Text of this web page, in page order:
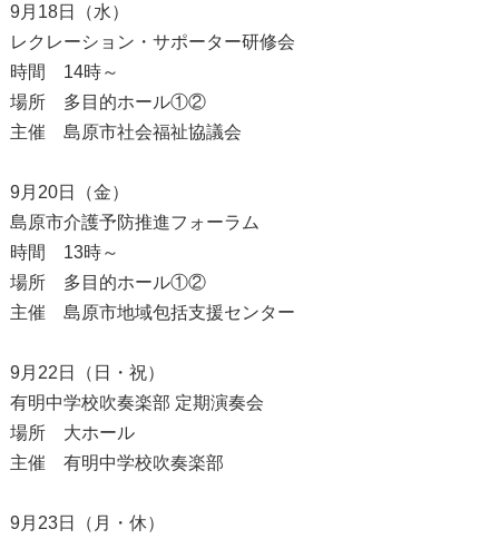
9月18日（水）
レクレーション・サポーター研修会
時間 14時～
場所 多目的ホール①②
主催 島原市社会福祉協議会
9月20日（金）
島原市介護予防推進フォーラム
時間 13時～
場所 多目的ホール①②
主催 島原市地域包括支援センター
9月22日（日・祝）
有明中学校吹奏楽部 定期演奏会
場所 大ホール
主催 有明中学校吹奏楽部
9月23日（月・休）